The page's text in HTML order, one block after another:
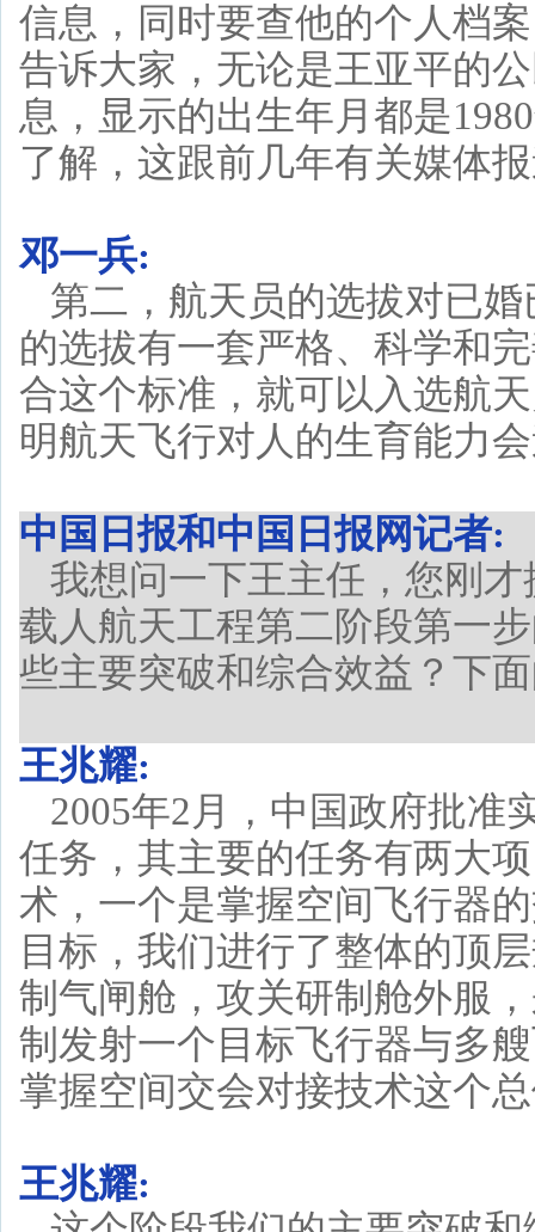
信息，同时要查他的个人档
告诉大家，无论是王亚平的
息，显示的出生年月都是
了解，这跟前几年有关媒体
邓一兵:
第二，航天员的选拔对已
的选拔有一套严格、科学和
合这个标准，就可以入选航
明航天飞行对人的生育能力
中国日报和中国日报网记者:
我想问一下王主任，您刚
载人航天工程第二阶段第一
些主要突破和综合效益？下
王兆耀:
2005年2月，中国政府批准
任务，其主要的任务有两大
术，一个是掌握空间飞行器
目标，我们进行了整体的顶
制气闸舱，攻关研制舱外服
制发射一个目标飞行器与多
掌握空间交会对接技术这个
王兆耀: